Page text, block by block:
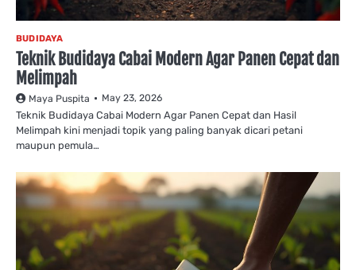
BUDIDAYA
Teknik Budidaya Cabai Modern Agar Panen Cepat dan
Melimpah
Maya Puspita May 23, 2026
Teknik Budidaya Cabai Modern Agar Panen Cepat dan Hasil
Melimpah kini menjadi topik yang paling banyak dicari petani
maupun pemula…